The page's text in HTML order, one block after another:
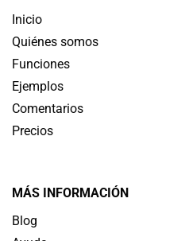
Inicio
Quiénes somos
Funciones
Ejemplos
Comentarios
Precios
MÁS INFORMACIÓN
Blog